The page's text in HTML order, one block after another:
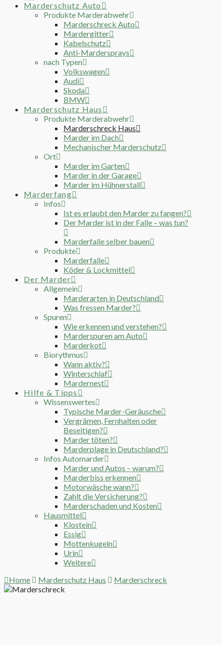
Marderschutz Auto
Produkte Marderabwehr
Marderschreck Auto
Mardergitter
Kabelschutz
Anti-Mardersprays
nach Typen
Volkswagen
Audi
Skoda
BMW
Marderschutz Haus
Produkte Marderabwehr
Marderschreck Haus
Marder im Dach
Mechanischer Marderschutz
Ort
Marder im Garten
Marder in der Garage
Marder im Hühnerstall
Marderfang
Infos
Ist es erlaubt den Marder zu fangen?
Der Marder ist in der Falle – was tun?
Marderfalle selber bauen
Produkte
Marderfalle
Köder & Lockmittel
Der Marder
Allgemein
Marderarten in Deutschland
Was fressen Marder?
Spuren
Wie erkennen und verstehen?
Marderspuren am Auto
Marderkot
Biorythmus
Wann aktiv?
Winterschlaf
Mardernest
Hilfe & Tipps
Wissenswertes
Typische Marder-Geräusche
Vergrämen, Fernhalten oder
Beseitigen?
Marder töten?
Marderplage in Deutschland?
Infos Automarder
Marder und Autos – warum?
Marderbiss erkennen
Motorwäsche wann?
Zahlt die Versicherung?
Marderschaden und Kosten
Hausmittel
Klostein
Essig
Mottenkugeln
Urin
Weitere
Home
Marderschutz Haus Marderschreck